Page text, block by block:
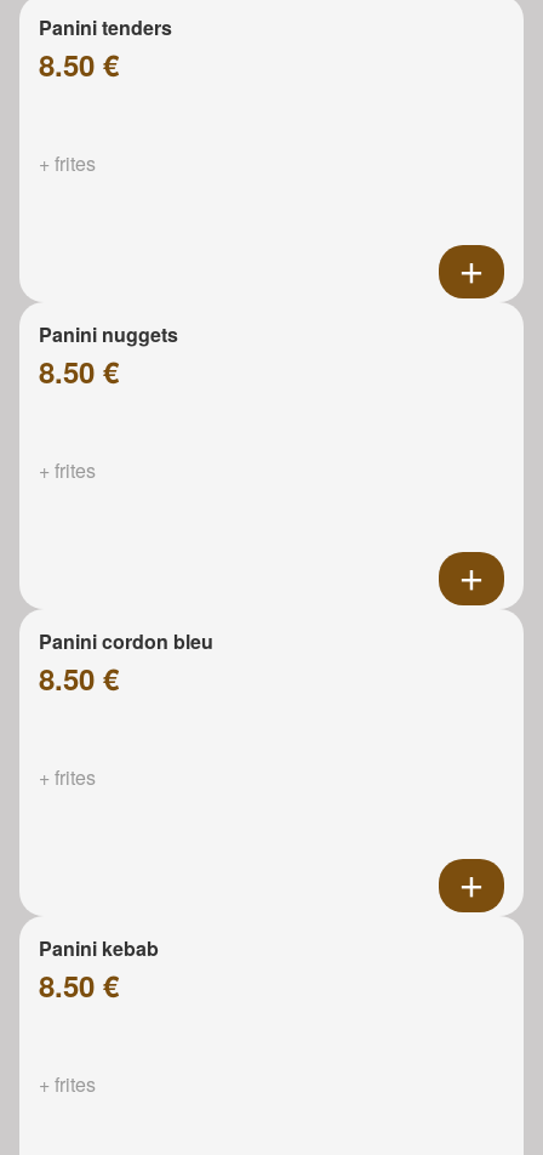
Panini tenders
8.50 €
+ frites
Panini nuggets
8.50 €
+ frites
Panini cordon bleu
8.50 €
+ frites
Panini kebab
8.50 €
+ frites